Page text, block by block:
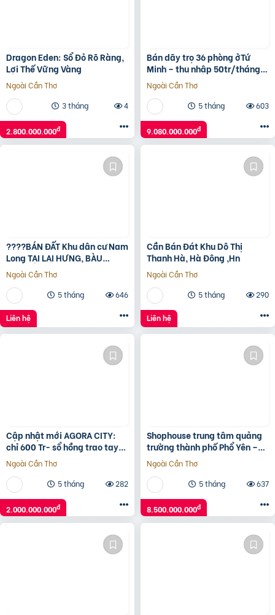
Dragon Eden: Sổ Đỏ Rõ Ràng,
Lợi Thế Vững Vàng
Ngoài Cần Thơ
3 tháng
4
2.800.000.000đ
Bán dãy trọ 36 phòng ởTứ
Minh – thu nhập 50tr/tháng –
gần KCN Đại An
Ngoài Cần Thơ
5 tháng
603
9.080.000.000đ
????BÁN ĐẤT Khu dân cư Nam
Long TẠI LAI HƯNG, BÀU
BÀNG, BÌNH DƯƠNG????
Ngoài Cần Thơ
5 tháng
646
Liên hệ
Cần Bán Đát Khu Dô Thị
Thanh Hà, Hà Đông ,Hn
Ngoài Cần Thơ
5 tháng
290
Liên hệ
Cập nhật mới AGORA CITY:
chỉ 600 Tr- sổ hồng trao tay-
không gốc & Hỗ trợ LS 24
tháng.Vũ 0933910039
Ngoài Cần Thơ
5 tháng
282
2.000.000.000đ
Shophouse trung tâm quảng
trường thành phố Phổ Yên –
Thái Nguyên
Ngoài Cần Thơ
5 tháng
637
8.500.000.000đ